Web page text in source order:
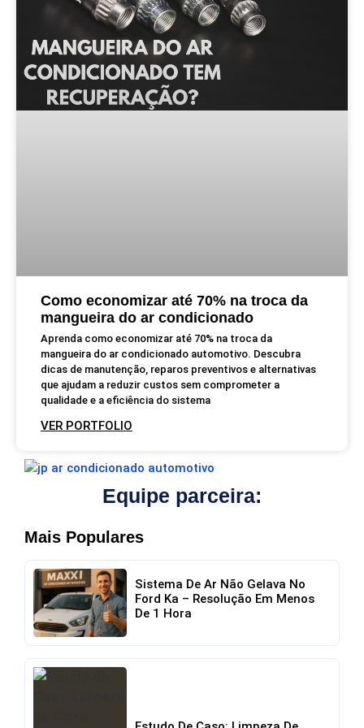
Como economizar até 70% na troca da
mangueira do ar condicionado
Aprenda como economizar até 70% na troca da
mangueira do ar condicionado automotivo. Descubra
dicas de manutenção, reparos preventivos e alternativas
que ajudam a reduzir custos sem comprometer a
qualidade e a eficiência do sistema
VER PORTFOLIO
Equipe parceira:
Mais Populares
Sistema De Ar Não Gelava No
Ford Ka – Resolução Em Menos
De 1 Hora